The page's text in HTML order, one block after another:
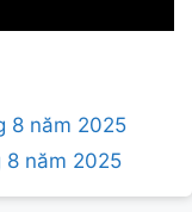
8 năm 2025
8 năm 2025